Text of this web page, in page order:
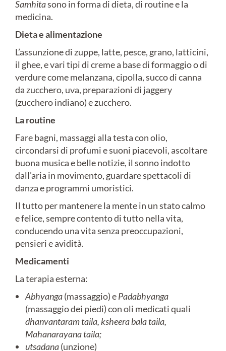
Samhitasono in forma di dieta, di routine e la
medicina.
Dieta e alimentazione
L’assunzione di zuppe, latte, pesce, grano, latticini,
il ghee, e vari tipi di creme a base di formaggio o di
verdure come melanzana, cipolla, succo di canna
da zucchero, uva, preparazioni di jaggery
(zucchero indiano) e zucchero.
La routine
Fare bagni, massaggi alla testa con olio,
circondarsi di profumi e suoni piacevoli, ascoltare
buona musica e belle notizie, il sonno indotto
dall’aria in movimento, guardare spettacoli di
danza e programmi umoristici.
Il tutto per mantenere la mente in un stato calmo
e felice, sempre contento di tutto nella vita,
conducendo una vita senza preoccupazioni,
pensieri e avidità.
Medicamenti
La terapia esterna:
Abhyanga(massaggio) ePadabhyanga
(massaggio dei piedi) con oli medicati quali
dhanvantaram taila, ksheera bala taila,
Mahanarayana taila;
utsadana(unzione)